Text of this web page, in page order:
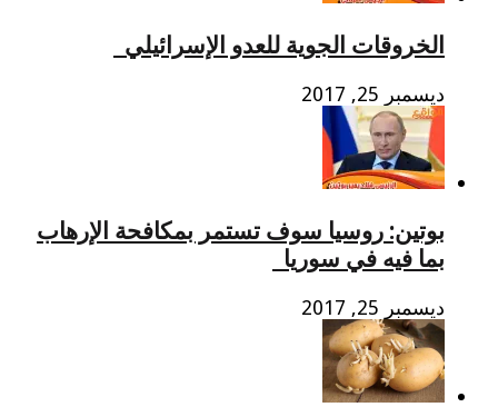
الخروقات الجوية للعدو الإسرائيلي​
ديسمبر 25, 2017
بوتين: روسيا سوف تستمر بمكافحة الإرهاب
بما فيه في سوريا​
ديسمبر 25, 2017